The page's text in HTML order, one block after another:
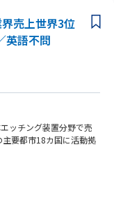
売上世界3位
英語不問
ッチング装置分野で売
要都市18カ国に活動拠
％】を研究開発に継続